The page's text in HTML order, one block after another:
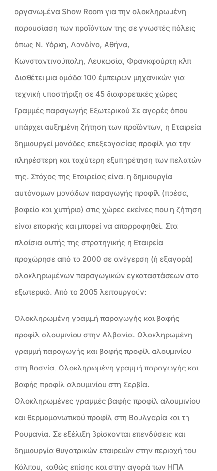
οργανωμένα Show Room για την ολοκληρωμένη
παρουσίαση των προϊόντων της σε γνωστές πόλεις
όπως Ν. Υόρκη, Λονδίνο, Αθήνα,
Κωνσταντινούπολη, Λευκωσία, Φρανκφούρτη κλπ
Διαθέτει μια ομάδα 100 έμπειρων μηχανικών για
τεχνική υποστήριξη σε 45 διαφορετικές χώρες
Γραμμές παραγωγής Εξωτερικού Σε αγορές όπου
υπάρχει αυξημένη ζήτηση των προϊόντων, η Εταιρεία
δημιουργεί μονάδες επεξεργασίας προφίλ για την
πληρέστερη και ταχύτερη εξυπηρέτηση των πελατών
της. Στόχος της Εταιρείας είναι η δημιουργία
αυτόνομων μονάδων παραγωγής προφίλ (πρέσα,
βαφείο και χυτήριο) στις χώρες εκείνες που η ζήτηση
είναι επαρκής και μπορεί να απορροφηθεί. Στα
πλαίσια αυτής της στρατηγικής η Εταιρεία
προχώρησε από το 2000 σε ανέγερση (ή εξαγορά)
ολοκληρωμένων παραγωγικών εγκαταστάσεων στο
εξωτερικό. Από το 2005 λειτουργούν:
Ολοκληρωμένη γραμμή παραγωγής και βαφής
προφίλ αλουμινίου στην Αλβανία. Ολοκληρωμένη
γραμμή παραγωγής και βαφής προφίλ αλουμινίου
στη Βοσνία. Ολοκληρωμένη γραμμή παραγωγής και
βαφής προφίλ αλουμινίου στη Σερβία.
Ολοκληρωμένες γραμμές βαφής προφίλ αλουμινίου
και θερμομονωτικού προφίλ στη Βουλγαρία και τη
Ρουμανία. Σε εξέλιξη βρίσκονται επενδύσεις και
δημιουργία θυγατρικών εταιρειών στην περιοχή του
Κόλπου, καθώς επίσης και στην αγορά των ΗΠΑ